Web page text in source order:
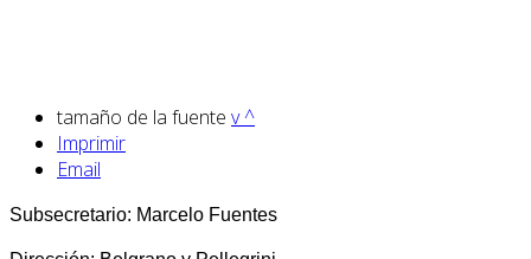
tamaño de la fuente v^
Imprimir
Email
Subsecretario: Marcelo Fuentes